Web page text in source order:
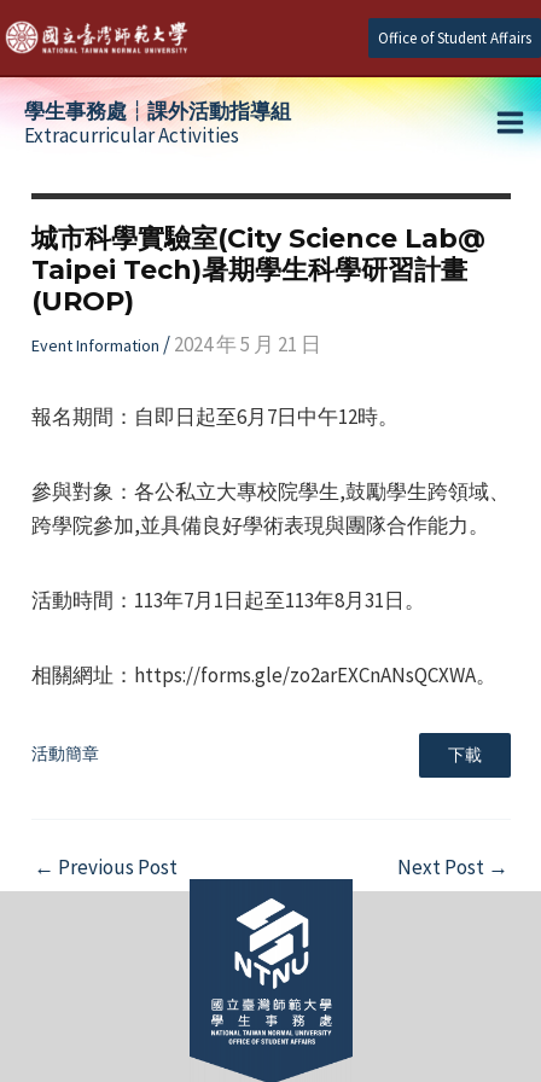
Skip
to
content
Office of Student Affairs
學生事務處┆課外活動指導組
Extracurricular Activities
城市科學實驗室(City Science Lab@
Taipei Tech)暑期學生科學研習計畫
(UROP)
Event Information /2024 年 5 月 21 日
報名期間：自即日起至6月7日中午12時。
參與對象：各公私立大專校院學生,鼓勵學生跨領域、
跨學院參加,並具備良好學術表現與團隊合作能力。
活動時間：113年7月1日起至113年8月31日。
相關網址：https://forms.gle/zo2arEXCnANsQCXWA。
活動簡章 下載
Post
navigation
← Previous Post Next Post →